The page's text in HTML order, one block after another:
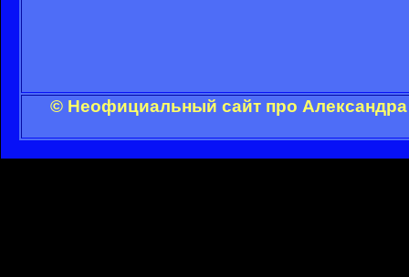
© Неофициальный сайт про